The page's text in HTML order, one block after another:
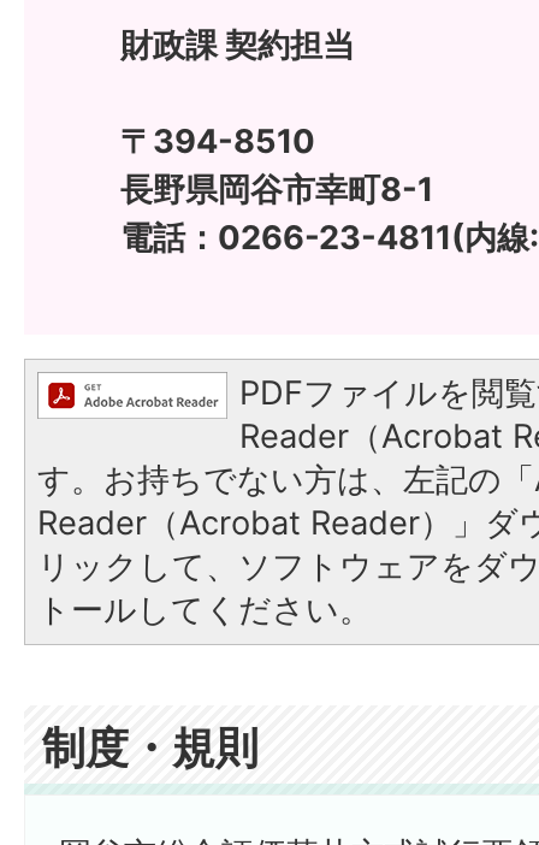
財政課 契約担当
〒394-8510
長野県岡谷市幸町8-1
電話：0266-23-4811(内
PDFファイルを閲
Reader（Acrobat
す。お持ちでない方は、左記の
Reader（Acrobat Reader）」ダ
リックして、ソフトウェアをダ
トールしてください。
制度・規則